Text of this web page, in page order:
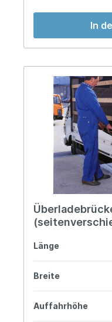
In
Länge
Breite
Auffahrhöhe